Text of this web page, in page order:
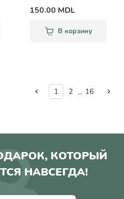
150.00 MDL
В корзину
1 2 ... 16
КОТОРЫЙ
НАВСЕГДА!